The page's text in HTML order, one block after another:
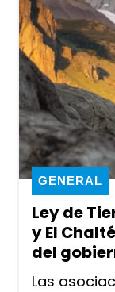
Ley de
y El
del
GENERAL
Las